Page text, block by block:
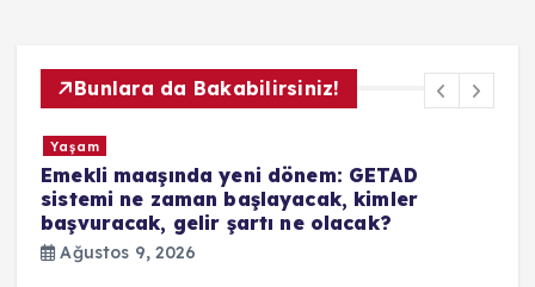
Bunlara da Bakabilirsiniz!
Yaşam
Emekli maaşında yeni dönem: GETAD
sistemi ne zaman başlayacak, kimler
başvuracak, gelir şartı ne olacak?
Ağustos 9, 2026